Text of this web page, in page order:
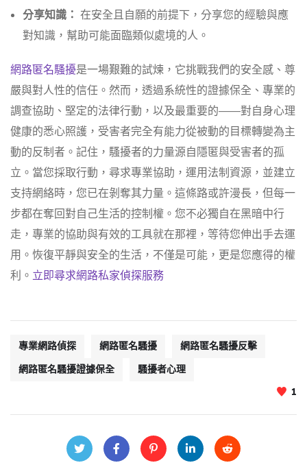
分享知識： 在安全且自願的前提下，分享您的經驗與應
對知識，幫助可能面臨類似處境的人。
網路匿名騷擾是一場艱難的試煉，它挑戰我們的安全感、尊
嚴與對人性的信任。然而，透過系統性的證據保全、專業的
調查協助、堅定的法律行動，以及最重要的——對自身心理
健康的悉心照護，受害者完全有能力從被動的目標轉變為主
動的反制者。記住，騷擾者的力量源自隱匿與受害者的孤
立。當您採取行動，尋求專業協助，運用法制資源，並建立
支持網絡時，您已在剝奪其力量。這條路或許漫長，但每一
步都在奪回對自己生活的控制權。您不必獨自在黑暗中行
走，專業的協助與有效的工具就在那裡，等待您伸出手去運
用。恢復平靜與安全的生活，不僅是可能，更是您應得的權
利。 立即尋求網路私家偵探服務
專業網路偵探 網路匿名騷擾
網路匿名騷擾反擊
網路匿名騷擾證據保全
騷擾者心理
1